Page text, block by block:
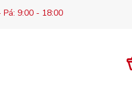
Pá: 9:00 - 18:00